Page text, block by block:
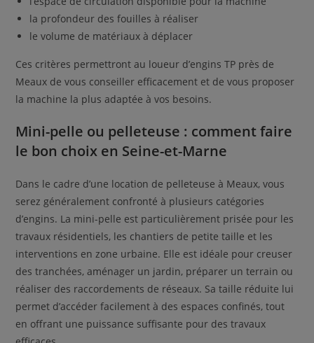
la profondeur des fouilles à réaliser
le volume de matériaux à déplacer
Ces critères permettront au loueur d’engins TP près de
Meaux de vous conseiller efficacement et de vous proposer
la machine la plus adaptée à vos besoins.
Mini-pelle ou pelleteuse : comment faire
le bon choix en Seine-et-Marne
Dans le cadre d’une location de pelleteuse à Meaux, vous
serez généralement confronté à plusieurs catégories
d’engins. La mini-pelle est particulièrement prisée pour les
travaux résidentiels, les chantiers de petite taille et les
interventions en zone urbaine. Elle est idéale pour creuser
des tranchées, aménager un jardin, préparer un terrain ou
réaliser des raccordements de réseaux. Sa taille réduite lui
permet d’accéder facilement à des espaces confinés, tout
en offrant une puissance suffisante pour des travaux